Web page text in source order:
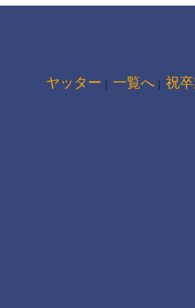
ヤッター ｜ 一覧へ ｜ 祝